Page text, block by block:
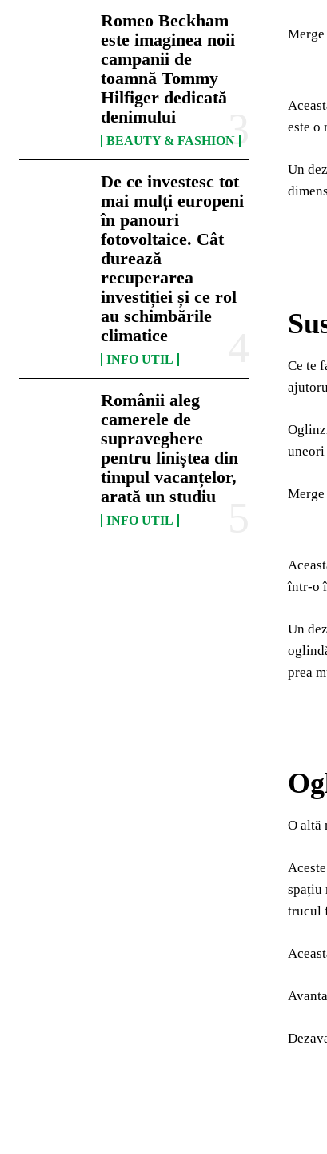
Romeo Beckham
este imaginea noii
campanii de
toamnă Tommy
Hilfiger dedicată
denimului
BEAUTY & FASHION
De ce investesc tot
mai mulți europeni
în panouri
fotovoltaice. Cât
durează
recuperarea
investiției și ce rol
au schimbările
climatice
INFO UTIL
Românii aleg
camerele de
supraveghere
pentru liniștea din
timpul vacanțelor,
arată un studiu
INFO UTIL
este o
Un
Ce te
uneori
într-o
Un
prea
O altă
spațiu
trucul